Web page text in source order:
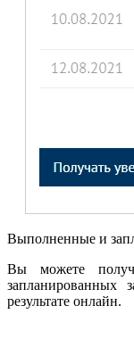
Выполненные и
Вы можете
запланированных
результате онлайн.